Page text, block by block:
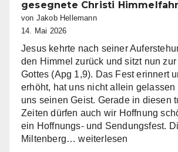
gesegnete Christi
von Jakob Hellemann
14. Mai 2026
Jesus kehrte nach seiner
den Himmel zurück und sitzt nun zur
Gottes (Apg 1,9). Das Fest erinnert
erhöht, hat uns nicht allein gelassen
uns seinen Geist. Gerade in diesen
Zeiten dürfen auch wir Hoffnung
ein Hoffnungs- und Sendungsfest.
Miltenberg…Die
weiterlesen